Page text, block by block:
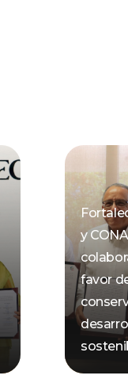
y
favor